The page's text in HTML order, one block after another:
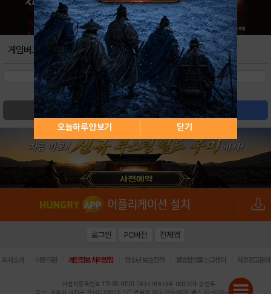
게임버그
검색 글쓰기
오늘하루 안보기 닫기
로그인 PC버전 전체앱
회사소개 이용약관 개인정보 처리방침 청소년 보호정책 불법촬영물 신고센터 제휴광고문의
사업자등록번호:119-86-61101 (주)스마트나우 대표이사:송현두
주소: 서울시 금천구 가산디지털1로 171 연락처:063-284-8635 팩스:02-6265-0377